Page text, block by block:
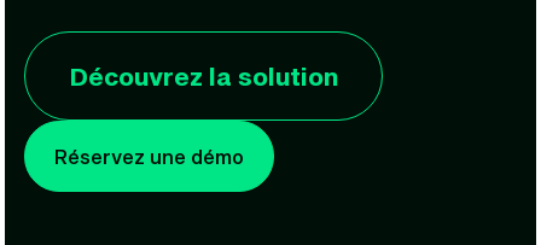
Découvrez la solution
Réservez une démo